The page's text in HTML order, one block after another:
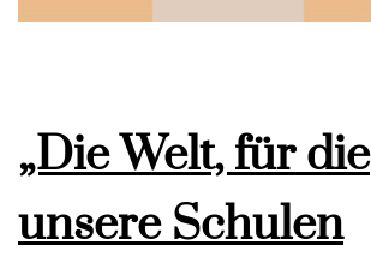
„Die Welt, für die
unsere Schulen